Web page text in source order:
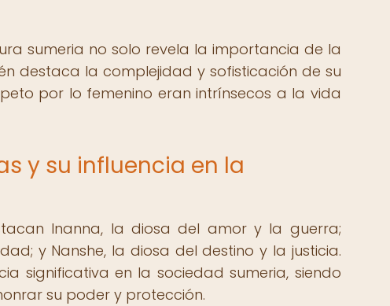
sumeria no solo revela la importancia de la
destaca la complejidad y sofisticación de su
por lo femenino eran intrínsecos a la vida
y su influencia en la
Inanna, la diosa del amor y la guerra;
y Nanshe, la diosa del destino y la justicia.
significativa en la sociedad sumeria, siendo
su poder y protección.